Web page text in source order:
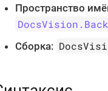
Пространство
Сборка: